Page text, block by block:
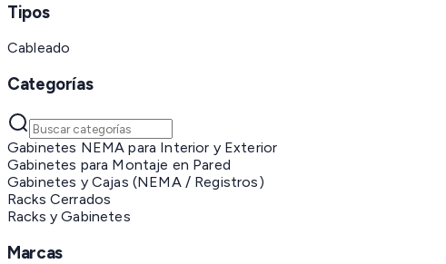
Tipos
Cableado
Categorías
Gabinetes NEMA para Interior y Exterior
Gabinetes para Montaje en Pared
Gabinetes y Cajas (NEMA / Registros)
Racks Cerrados
Racks y Gabinetes
Marcas